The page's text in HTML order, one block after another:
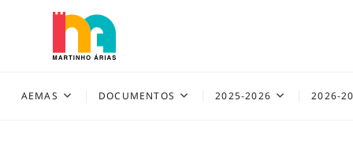
AEMAS DOCUMENTOS 2025-2026 2026-